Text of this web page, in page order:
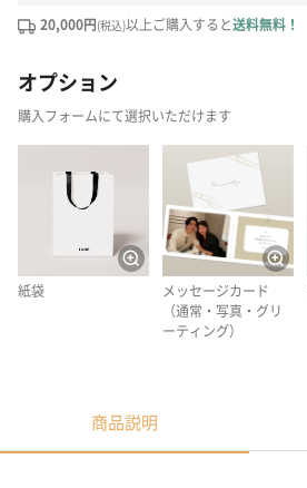
20,000円(税込)以上ご購入すると送料無料！
オプション
購入フォームにて選択いただけます
紙袋
メッセージカード
（通常・写真・グリ
ーティング）
商品説明